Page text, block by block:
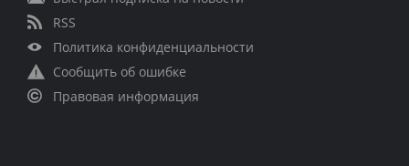
RSS
Политика конфиденциальности
Сообщить об ошибке
Правовая информация